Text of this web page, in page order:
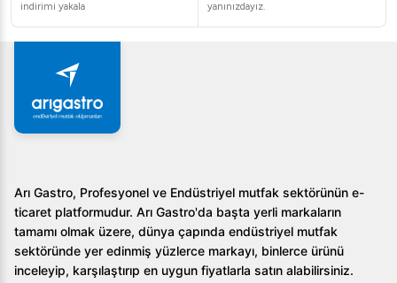
indirimi yakala
yanınızdayız.
Arı Gastro, Profesyonel ve Endüstriyel mutfak sektörünün e-
ticaret platformudur. Arı Gastro'da başta yerli markaların
tamamı olmak üzere, dünya çapında endüstriyel mutfak
sektöründe yer edinmiş yüzlerce markayı, binlerce ürünü
inceleyip, karşılaştırıp en uygun fiyatlarla satın alabilirsiniz.